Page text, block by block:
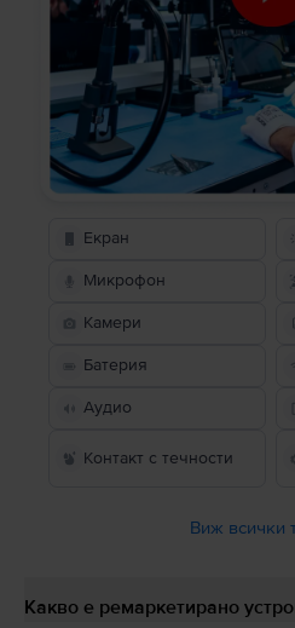
Екран
Микрофон
Камери
Батерия
Аудио
Контакт с течности
Виж всички
Какво е ремаркетирано